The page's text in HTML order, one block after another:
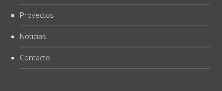
Proyectos
Noticias
Contacto